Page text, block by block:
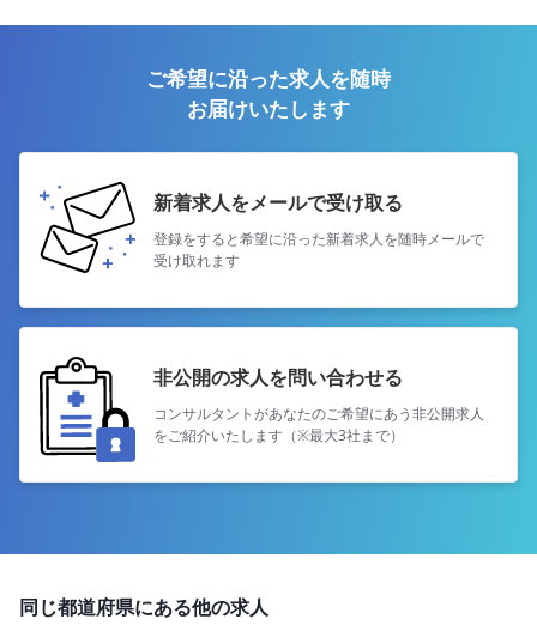
ご希望に沿った求人を随時
お届けいたします
新着求人をメールで受け取る
登録をすると希望に沿った新着求人を随時メールで
受け取れます
非公開の求人を問い合わせる
コンサルタントがあなたのご希望にあう非公開求人
をご紹介いたします（※最大3社まで）
同じ都道府県にある他の求人